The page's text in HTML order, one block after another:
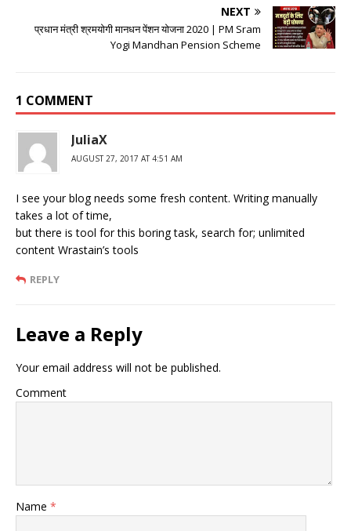
NEXT
प्रधान मंत्री श्रमयोगी मानधन पेंशन योजना 2020 | PM Sram
Yogi Mandhan Pension Scheme
1 COMMENT
JuliaX
AUGUST 27, 2017 AT 4:51 AM
I see your blog needs some fresh content. Writing manually
takes a lot of time,
but there is tool for this boring task, search for; unlimited
content Wrastain’s tools
REPLY
Leave a Reply
Your email address will not be published.
Comment
Name *